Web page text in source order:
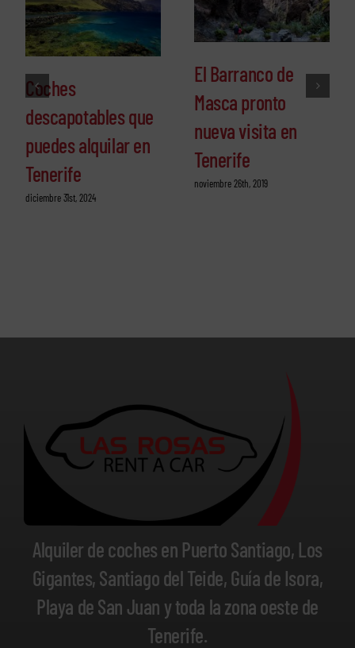
Coches
descapotables que
puedes alquilar en
Tenerife
diciembre 31st, 2024
El Barranco de
Masca pronto
nueva visita en
Tenerife
noviembre 26th, 2019
Alquiler de coches en Puerto Santiago, Los
Gigantes, Santiago del Teide, Guía de Isora,
Playa de San Juan y toda la zona oeste de
Tenerife.